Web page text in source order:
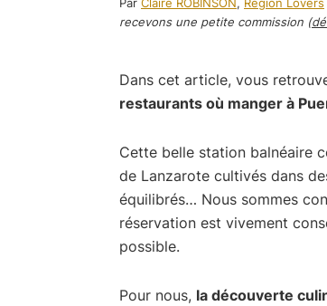
Par Claire ROBINSON, Region Lovers
recevons une petite commission (
Dans cet article, vous
restaurants où manger à
Cette belle station balnéaire
de Lanzarote cultivés dans
équilibrés… Nous sommes
réservation est vivement
possible.
Pour nous, la découverte